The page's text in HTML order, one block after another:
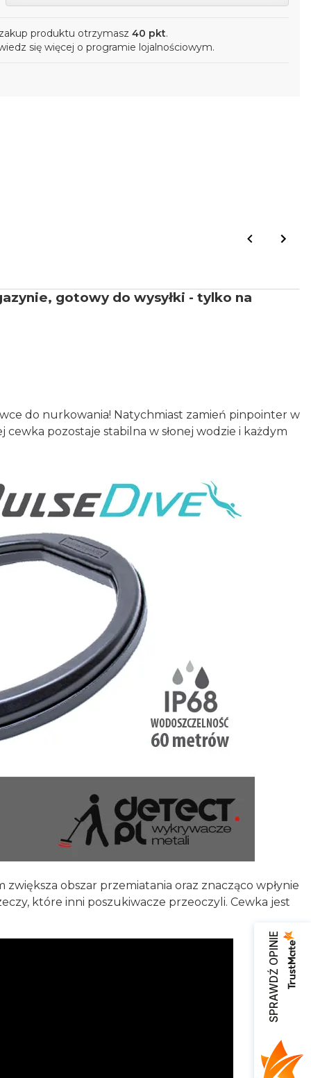
produktu otrzymasz 40 pkt.
się więcej o programie lojalnościowym.
gotowy do wysyłki - tylko na
do nurkowania! Natychmiast zamień pinpointer w
pozostaje stabilna w słonej wodzie i każdym
obszar przemiatania oraz znacząco wpłynie
które inni poszukiwacze przeoczyli. Cewka jest
SPRAWDŹ OPINIE